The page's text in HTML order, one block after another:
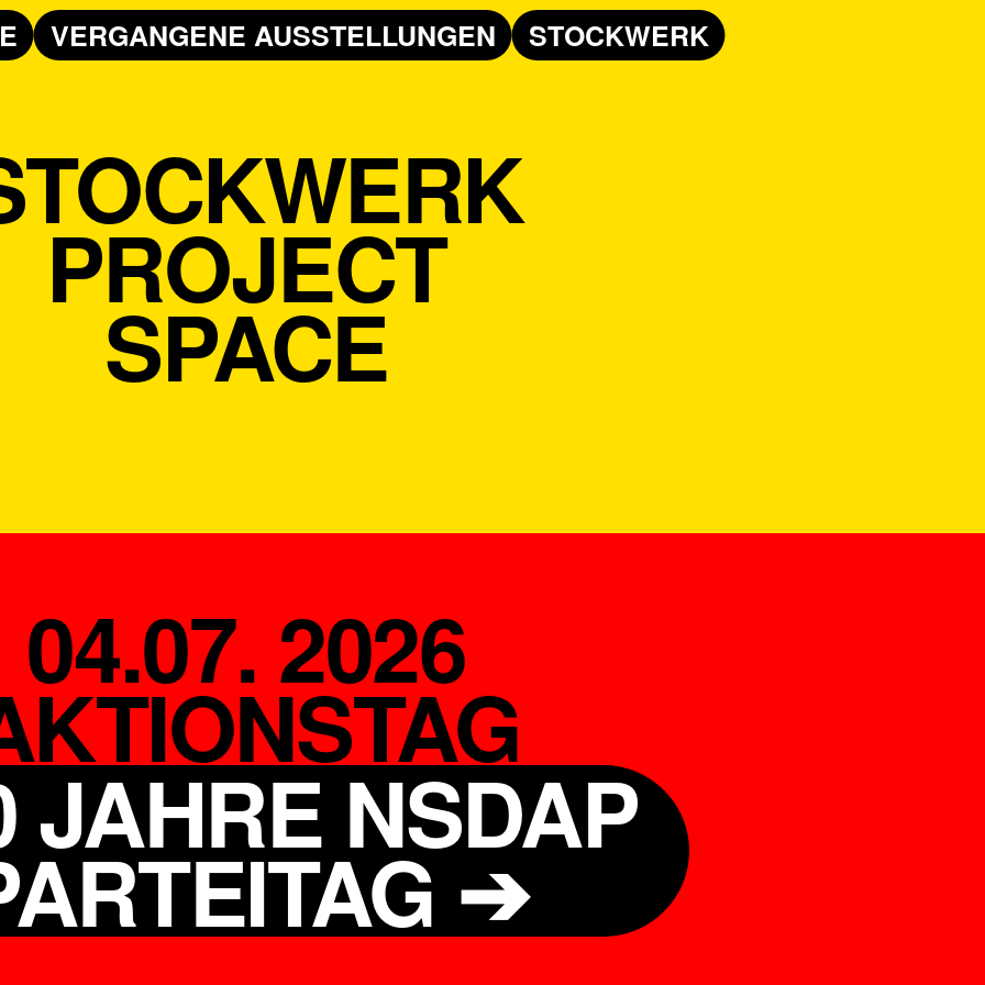
VERGANGENE AUSSTELLUNGEN STOCKWERK
PROJECT
SPACE
04.07. 2026
NSDAP
➔